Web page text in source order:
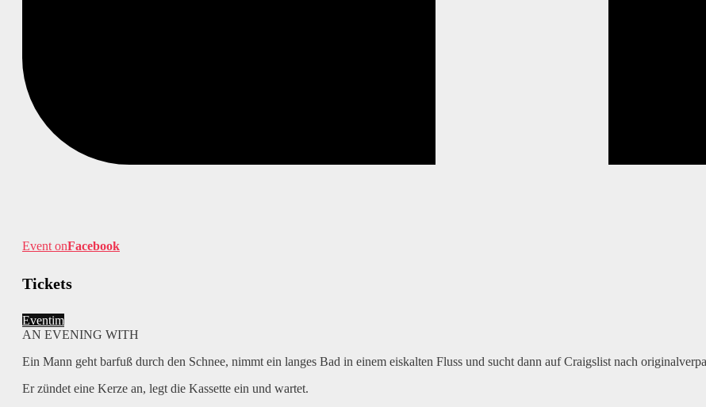
Event onFacebook
Tickets
Eventim
AN EVENING WITH
Ein Mann geht barfuß durch den Schnee, nimmt ein langes Bad in einem eiskalten Fluss und sucht dann auf Craigslist nach
Er zündet eine Kerze an, legt die Kassette ein und wartet.